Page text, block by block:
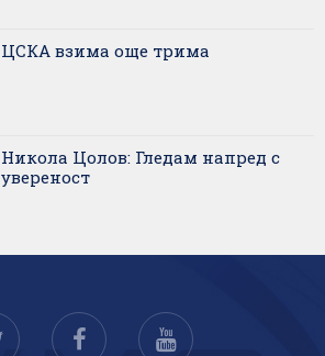
ЦСКА взима още трима
Никола Цолов: Гледам напред с
увереност